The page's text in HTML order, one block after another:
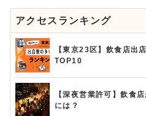
アクセスランキング
【東京23区】飲食店出
TOP10
【深夜営業許可】飲食
には？